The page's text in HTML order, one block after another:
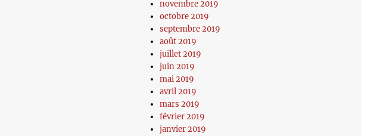
novembre 2019
octobre 2019
septembre 2019
août 2019
juillet 2019
juin 2019
mai 2019
avril 2019
mars 2019
février 2019
janvier 2019